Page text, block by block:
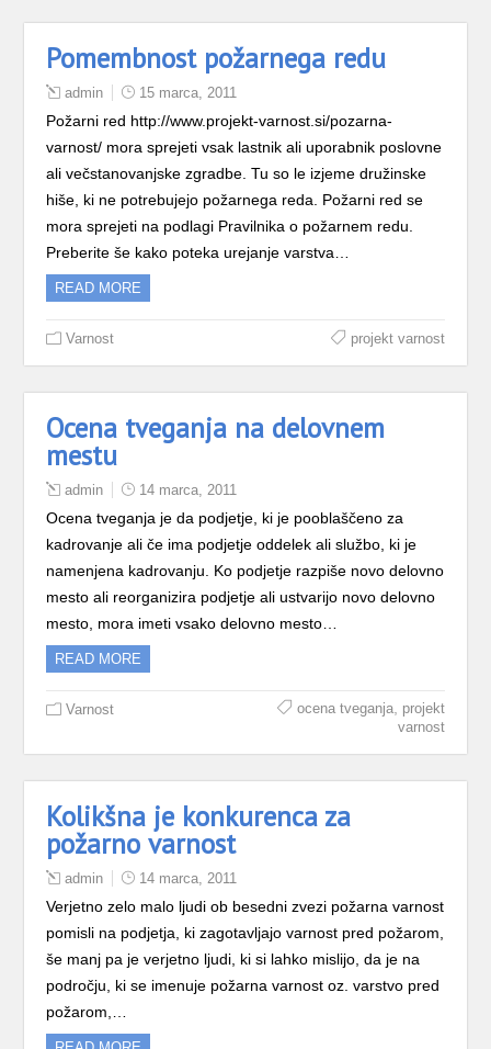
Pomembnost požarnega redu
admin 15 marca, 2011
Požarni red http://www.projekt-varnost.si/pozarna-
varnost/ mora sprejeti vsak lastnik ali uporabnik poslovne
ali večstanovanjske zgradbe. Tu so le izjeme družinske
hiše, ki ne potrebujejo požarnega reda. Požarni red se
mora sprejeti na podlagi Pravilnika o požarnem redu.
Preberite še kako poteka urejanje varstva…
READ MORE
Varnost projekt varnost
Ocena tveganja na delovnem
mestu
admin 14 marca, 2011
Ocena tveganja je da podjetje, ki je pooblaščeno za
kadrovanje ali če ima podjetje oddelek ali službo, ki je
namenjena kadrovanju. Ko podjetje razpiše novo delovno
mesto ali reorganizira podjetje ali ustvarijo novo delovno
mesto, mora imeti vsako delovno mesto…
READ MORE
Varnost ocena tveganja, projekt
varnost
Kolikšna je konkurenca za
požarno varnost
admin 14 marca, 2011
Verjetno zelo malo ljudi ob besedni zvezi požarna varnost
pomisli na podjetja, ki zagotavljajo varnost pred požarom,
še manj pa je verjetno ljudi, ki si lahko mislijo, da je na
področju, ki se imenuje požarna varnost oz. varstvo pred
požarom,…